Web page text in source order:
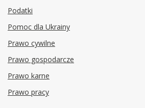
Podatki
Pomoc dla Ukrainy
Prawo cywilne
Prawo gospodarcze
Prawo karne
Prawo pracy